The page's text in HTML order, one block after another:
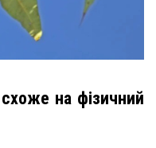
на фізичний